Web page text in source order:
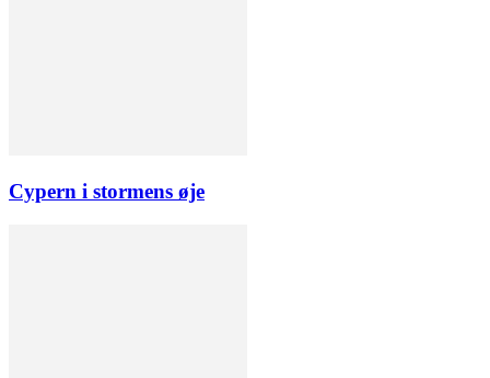
Cypern i stormens øje